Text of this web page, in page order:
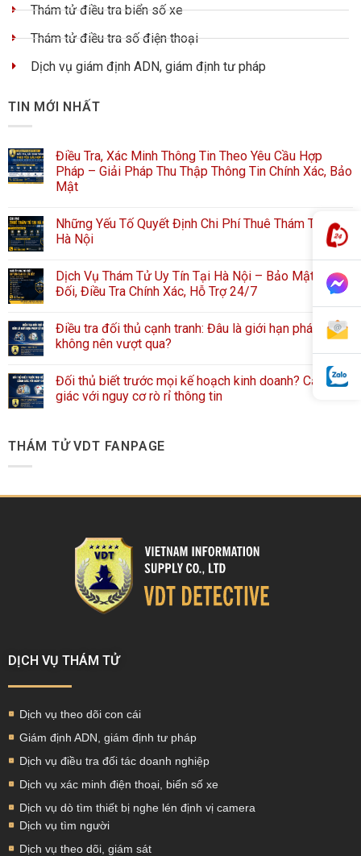
Thám tử điều tra biển số xe
Thám tử điều tra số điện thoại
Dịch vụ giám định ADN, giám định tư pháp
TIN MỚI NHẤT
Điều Tra, Xác Minh Thông Tin Theo Yêu Cầu Hợp
Pháp – Giải Pháp Thu Thập Thông Tin Chính Xác, Bảo
Mật
Những Yếu Tố Quyết Định Chi Phí Thuê Thám Tử Tại
Hà Nội
Dịch Vụ Thám Tử Uy Tín Tại Hà Nội – Bảo Mật Tuyệt
Đối, Điều Tra Chính Xác, Hỗ Trợ 24/7
Điều tra đối thủ cạnh tranh: Đâu là giới hạn pháp lý
không nên vượt qua?
Đối thủ biết trước mọi kế hoạch kinh doanh? Cảnh
giác với nguy cơ rò rỉ thông tin
THÁM TỬ VDT FANPAGE
DỊCH VỤ THÁM TỬ
Dịch vụ theo dõi con cái
Giám định ADN, giám định tư pháp
Dịch vụ điều tra đối tác doanh nghiệp
Dịch vụ xác minh điện thoại, biển số xe
Dịch vụ dò tìm thiết bị nghe lén định vị camera
Dịch vụ tìm người
Dịch vụ theo dõi, giám sát